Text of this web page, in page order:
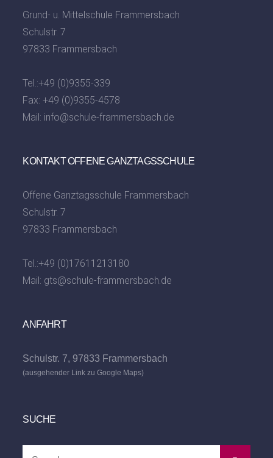
Grund- u. Mittelschule Frammersbach
Schulstr. 7
97833 Frammersbach
Tel.:+49 (0)9355-339
Fax: +49 (0)9355-4578
Mail: info@schule-frammersbach.de
KONTAKT OFFENE GANZTAGSSCHULE
Offene Ganztagsschule Frammersbach
Schulstr. 7
97833 Frammersbach
Tel.:+49 (0)17611213180
Mail: gts@schule-frammersbach.de
ANFAHRT
Schulstr. 7, 97833 Frammersbach
(ausgehender Link zu Google Maps)
SUCHE